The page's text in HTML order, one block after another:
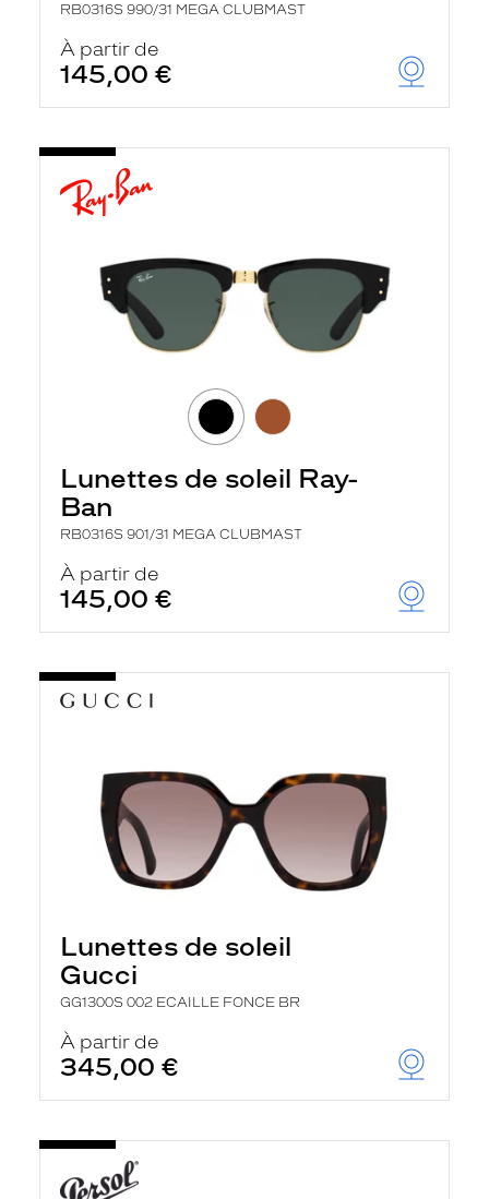
RB0316S 990/31 MEGA CLUBMAST
À partir de
145,00 €
Lunettes de soleil Ray-
Ban
RB0316S 901/31 MEGA CLUBMAST
À partir de
145,00 €
Lunettes de soleil
Gucci
GG1300S 002 ECAILLE FONCE BR
À partir de
345,00 €